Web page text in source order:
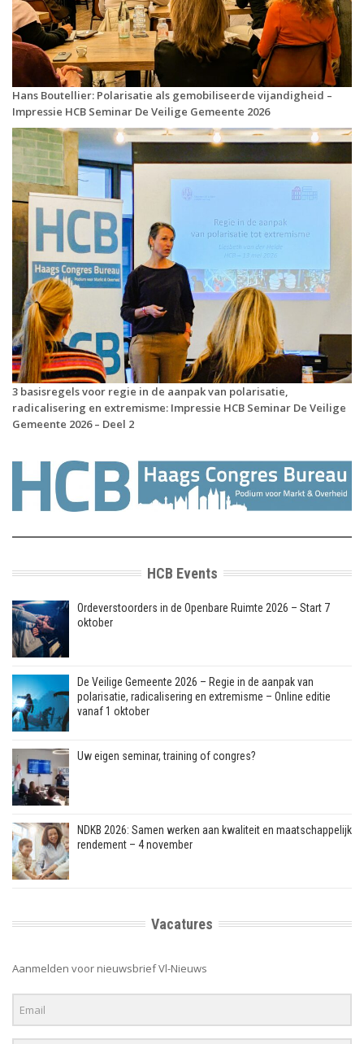
Hans Boutellier: Polarisatie als gemobiliseerde vijandigheid –
Impressie HCB Seminar De Veilige Gemeente 2026
3 basisregels voor regie in de aanpak van polarisatie,
radicalisering en extremisme: Impressie HCB Seminar De Veilige
Gemeente 2026 – Deel 2
HCB Events
Ordeverstoorders in de Openbare Ruimte 2026 – Start 7
oktober
De Veilige Gemeente 2026 – Regie in de aanpak van
polarisatie, radicalisering en extremisme – Online editie
vanaf 1 oktober
Uw eigen seminar, training of congres?
NDKB 2026: Samen werken aan kwaliteit en maatschappelijk
rendement – 4 november
Vacatures
Aanmelden voor nieuwsbrief Vl-Nieuws